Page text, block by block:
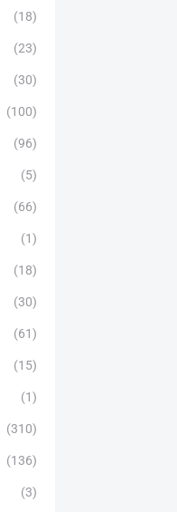
(18)
(23)
(30)
(100)
(96)
(5)
(66)
(1)
(18)
(30)
(61)
(15)
(1)
(310)
(136)
(3)